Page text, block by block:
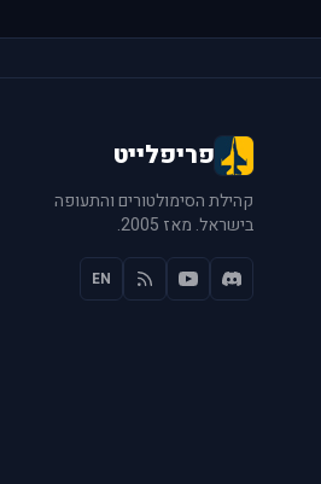
פריפלייט
קהילת הסימולטורים והתעופה
בישראל. מאז 2005.
EN